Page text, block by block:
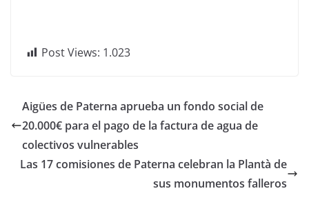
Post Views: 1.023
Aigües de Paterna aprueba un fondo social de
20.000€ para el pago de la factura de agua de
colectivos vulnerables
Las 17 comisiones de Paterna celebran la Plantà de
sus monumentos falleros